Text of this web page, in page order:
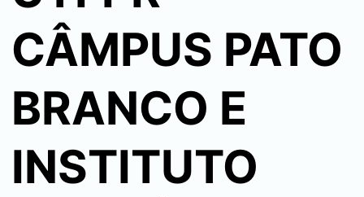
CÂMPUS PATO
BRANCO E
INSTITUTO